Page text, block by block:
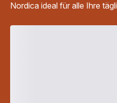
Nordica ideal für alle Ihre